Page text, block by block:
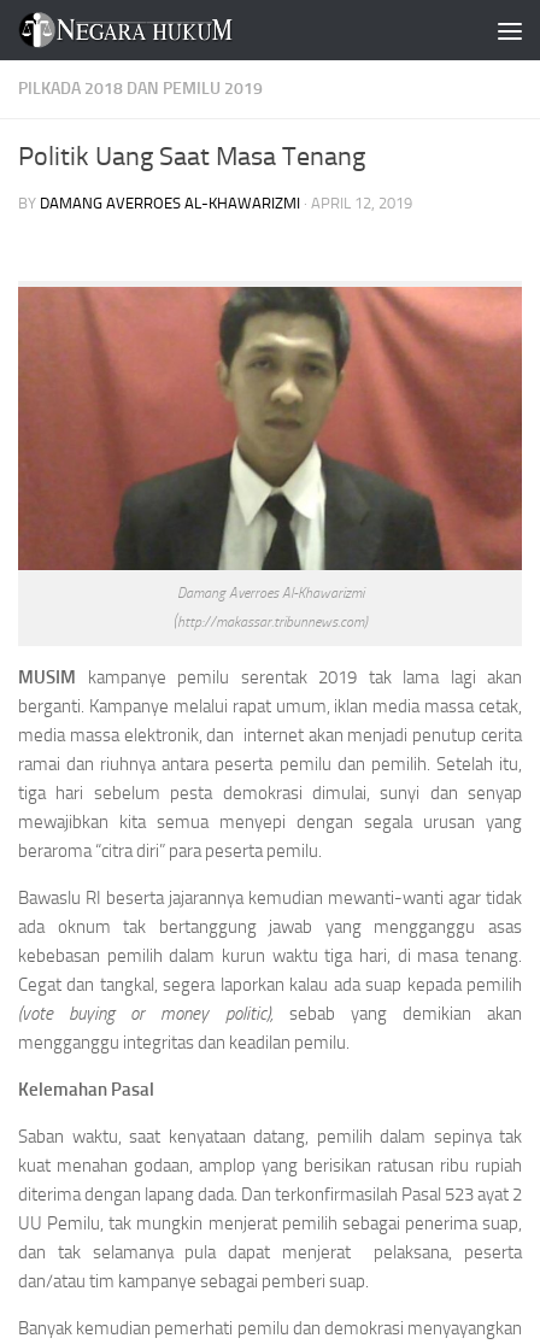
Skip to content
PILKADA 2018 DAN PEMILU 2019
Politik Uang Saat Masa Tenang
BY DAMANG AVERROES AL-KHAWARIZMI · APRIL 12, 2019
Damang Averroes Al-Khawarizmi
(http://makassar.tribunnews.com)
MUSIM kampanye pemilu serentak 2019 tak lama lagi akan
berganti. Kampanye melalui rapat umum, iklan media massa cetak,
media massa elektronik, dan internet akan menjadi penutup cerita
ramai dan riuhnya antara peserta pemilu dan pemilih. Setelah itu,
tiga hari sebelum pesta demokrasi dimulai, sunyi dan senyap
mewajibkan kita semua menyepi dengan segala urusan yang
beraroma “citra diri” para peserta pemilu.
Bawaslu RI beserta jajarannya kemudian mewanti-wanti agar tidak
ada oknum tak bertanggung jawab yang mengganggu asas
kebebasan pemilih dalam kurun waktu tiga hari, di masa tenang.
Cegat dan tangkal, segera laporkan kalau ada suap kepada pemilih
(vote buying or money politic), sebab yang demikian akan
mengganggu integritas dan keadilan pemilu.
Kelemahan Pasal
Saban waktu, saat kenyataan datang, pemilih dalam sepinya tak
kuat menahan godaan, amplop yang berisikan ratusan ribu rupiah
diterima dengan lapang dada. Dan terkonfirmasilah Pasal 523 ayat 2
UU Pemilu, tak mungkin menjerat pemilih sebagai penerima suap,
dan tak selamanya pula dapat menjerat pelaksana, peserta
dan/atau tim kampanye sebagai pemberi suap.
Banyak kemudian pemerhati pemilu dan demokrasi menyayangkan